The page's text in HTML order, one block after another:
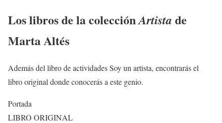
Los libros de la colecciónArtista de
Marta Altés
Además del libro de actividades Soy un artista, encontrarás el
libro original donde conocerás a este genio.
Portada
LIBRO ORIGINAL